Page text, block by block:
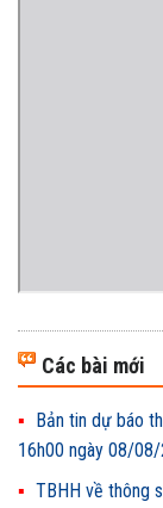
Các bài mới
Bản tin dự báo
16h00 ngày 08/
TBHH về thông